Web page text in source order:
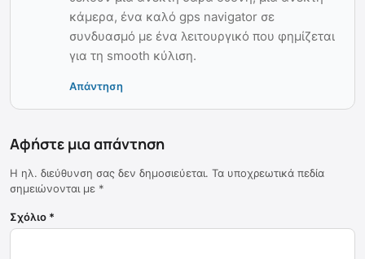
κάμερα, ένα καλό gps navigator σε
συνδυασμό με ένα λειτουργικό που φημίζεται
για τη smooth κύλιση.
Απάντηση
Αφήστε μια απάντηση
Η ηλ. διεύθυνση σας δεν δημοσιεύεται. Τα υποχρεωτικά πεδία
σημειώνονται με *
Σχόλιο *